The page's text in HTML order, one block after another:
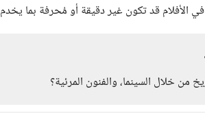
الأفلام قد تكون غير دقيقة أو مُحرفة بما
خلال السينما، والفنون المرئية؟